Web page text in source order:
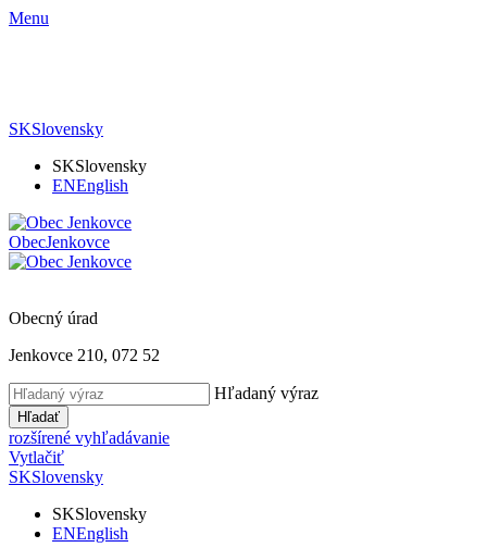
Menu
SKSlovensky
SKSlovensky
ENEnglish
ObecJenkovce
Obecný úrad
Jenkovce 210, 072 52
Hľadaný výraz
Hľadať
rozšírené vyhľadávanie
Vytlačiť
SKSlovensky
SKSlovensky
ENEnglish